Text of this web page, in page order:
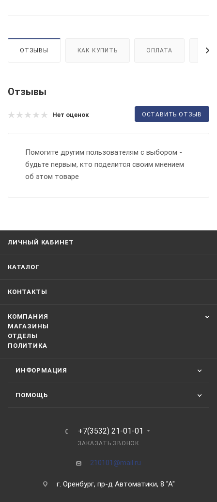
ОТЗЫВЫ КАК КУПИТЬ ОПЛАТА
Отзывы
Нет оценок ОСТАВИТЬ ОТЗЫВ
Помогите другим пользователям с выбором -
будьте первым, кто поделится своим мнением
об этом товаре
ЛИЧНЫЙ КАБИНЕТ
КАТАЛОГ
КОНТАКТЫ
КОМПАНИЯ
МАГАЗИНЫ
ОТДЕЛЫ
ПОЛИТИКА
ИНФОРМАЦИЯ
ПОМОЩЬ
+7(3532) 21-01-01
ЗАКАЗАТЬ ЗВОНОК
210101@mail.ru
г. Оренбург, пр-д Автоматики, 8 "А"